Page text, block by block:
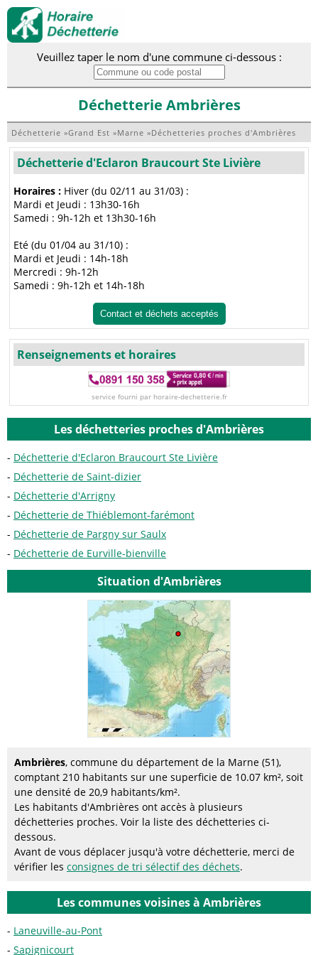
Veuillez taper le nom d'une commune ci-dessous :
Déchetterie Ambrières
Déchetterie »Grand Est »Marne »Déchetteries proches d'Ambrières
Déchetterie d'Eclaron Braucourt Ste Livière
Horaires : Hiver (du 02/11 au 31/03) :
Mardi et Jeudi : 13h30-16h
Samedi : 9h-12h et 13h30-16h
Eté (du 01/04 au 31/10) :
Mardi et Jeudi : 14h-18h
Mercredi : 9h-12h
Samedi : 9h-12h et 14h-18h
Contact et déchets acceptés
Renseignements et horaires
service fourni par horaire-dechetterie.fr
Les déchetteries proches d'Ambrières
Déchetterie d'Eclaron Braucourt Ste Livière
Déchetterie de Saint-dizier
Déchetterie d'Arrigny
Déchetterie de Thiéblemont-farémont
Déchetterie de Pargny sur Saulx
Déchetterie de Eurville-bienville
Situation d'Ambrières
Ambrières, commune du département de la Marne (51),
comptant 210 habitants sur une superficie de 10.07 km², soit
une densité de 20,9 habitants/km².
Les habitants d'Ambrières ont accès à plusieurs
déchetteries proches. Voir la liste des déchetteries ci-
dessous.
Avant de vous déplacer jusqu'à votre déchetterie, merci de
vérifier les consignes de tri sélectif des déchets.
Les communes voisines à Ambrières
Laneuville-au-Pont
Sapignicourt